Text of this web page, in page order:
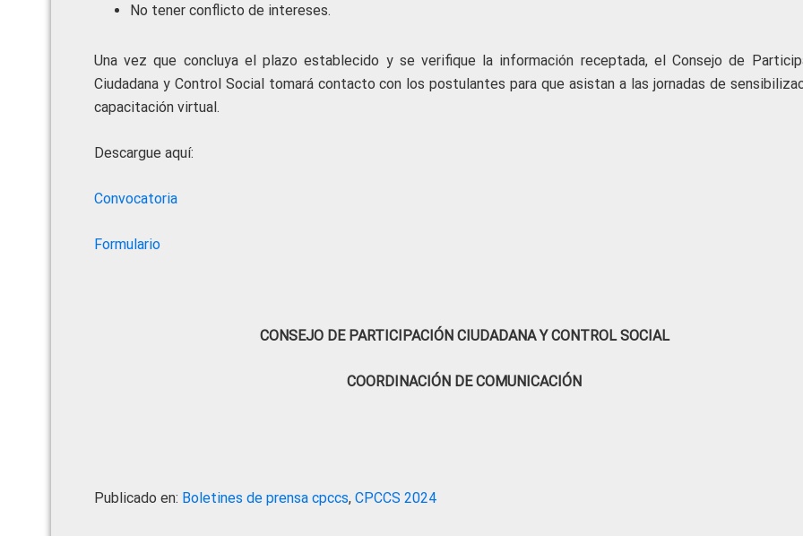
No tener conflicto de intereses.
Una vez que concluya el plazo establecido y se verifique la información receptada, el Consejo de
Ciudadana y Control Social tomará contacto con los postulantes para que asistan a las jornadas de
capacitación virtual.
Descargue aquí:
Convocatoria
Formulario
CONSEJO DE PARTICIPACIÓN CIUDADANA Y CONTROL SOCIAL
COORDINACIÓN DE COMUNICACIÓN
Publicado en: Boletines de prensa cpccs, CPCCS 2024